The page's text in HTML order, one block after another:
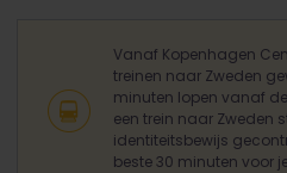
Vanaf Kopenhagen
treinen naar Zweden
minuten lopen vanaf
een trein naar Zweden
identiteitsbewijs
beste 30 minuten voor